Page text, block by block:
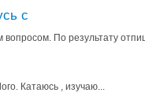
с
По результату
Катаюсь , изучаю...